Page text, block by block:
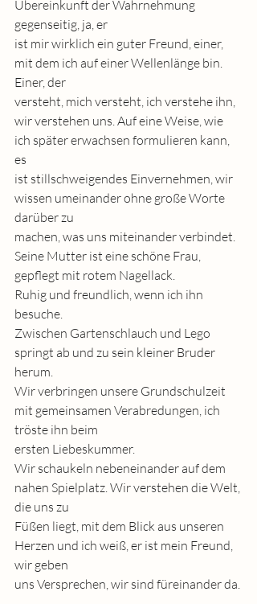
Übereinkunft der Wahrnehmung
gegenseitig, ja, er
ist mir wirklich ein guter Freund, einer,
mit dem ich auf einer Wellenlänge bin.
Einer, der
versteht, mich versteht, ich verstehe ihn,
wir verstehen uns. Auf eine Weise, wie
ich später erwachsen formulieren kann,
es
ist stillschweigendes Einvernehmen, wir
wissen umeinander ohne große Worte
darüber zu
machen, was uns miteinander verbindet.
Seine Mutter ist eine schöne Frau,
gepflegt mit rotem Nagellack.
Ruhig und freundlich, wenn ich ihn
besuche.
Zwischen Gartenschlauch und Lego
springt ab und zu sein kleiner Bruder
herum.
Wir verbringen unsere Grundschulzeit
mit gemeinsamen Verabredungen, ich
tröste ihn beim
ersten Liebeskummer.
Wir schaukeln nebeneinander auf dem
nahen Spielplatz. Wir verstehen die Welt,
die uns zu
Füßen liegt, mit dem Blick aus unseren
Herzen und ich weiß, er ist mein Freund,
wir geben
uns Versprechen, wir sind füreinander da.